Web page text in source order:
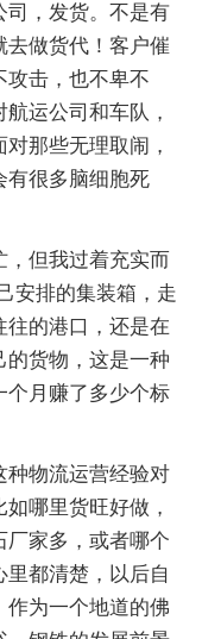
司，发货。不是有
去做货代！客户催
攻击，也不卑不
运公司和车队，
那些无理取闹，
有很多脑细胞死
但我过着充实而
安排的集装箱，走
往的港口，还是在
的货物，这是一种
个月赚了多少个标
物流运营经验对
哪里货旺好做，
厂家多，或者哪个
都清楚，以后自
作为一个地道的佛